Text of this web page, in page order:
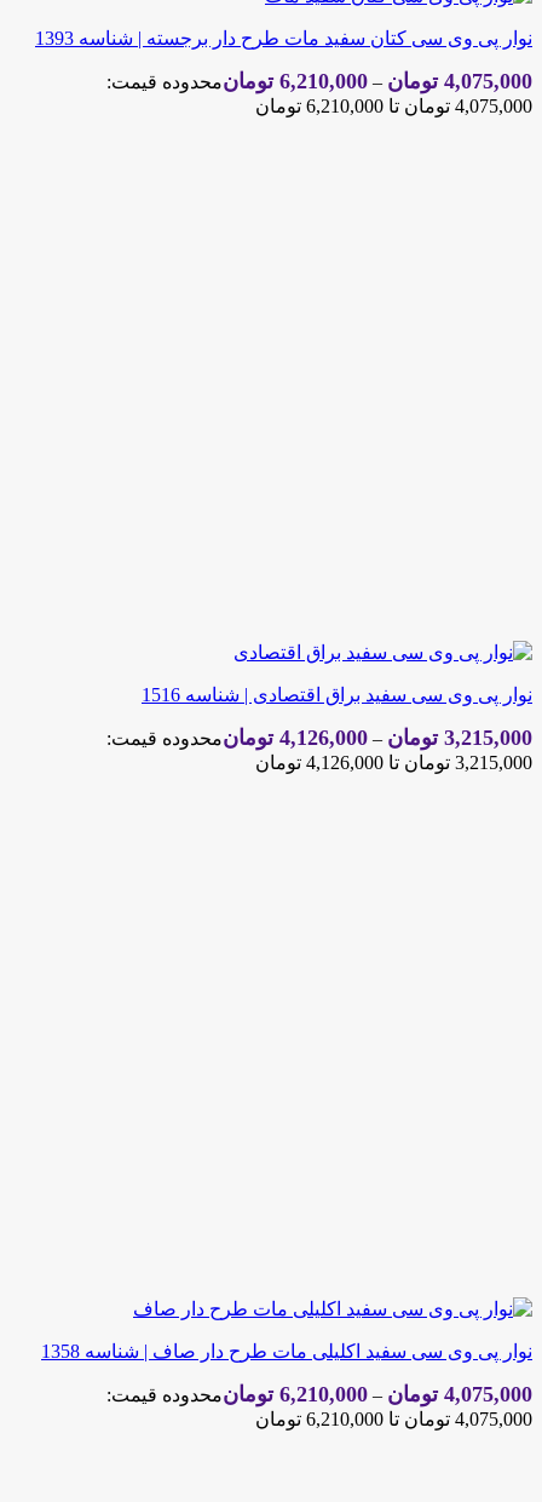
نوار پی وی سی کتان سفید مات طرح دار برجسته | شناسه 1393
4,075,000 تومان –
6,210,000 تومانمحدوده قیمت:
4,075,000 تومان تا 6,210,000 تومان
نوار پی وی سی سفید براق اقتصادی | شناسه 1516
3,215,000 تومان –
4,126,000 تومانمحدوده قیمت:
3,215,000 تومان تا 4,126,000 تومان
نوار پی وی سی سفید اکلیلی مات طرح دار صاف | شناسه 1358
4,075,000 تومان –
6,210,000 تومانمحدوده قیمت:
4,075,000 تومان تا 6,210,000 تومان